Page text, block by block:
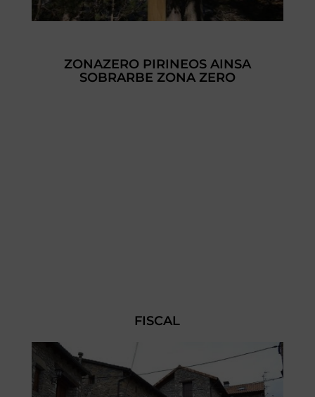
ZONAZERO PIRINEOS AINSA
SOBRARBE ZONA ZERO
FISCAL